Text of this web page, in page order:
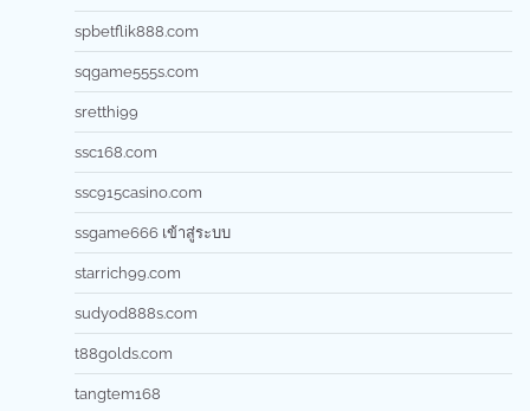
spbetflik888.com
sqgame555s.com
sretthi99
ssc168.com
ssc915casino.com
ssgame666 เข้าสู่ระบบ
starrich99.com
sudyod888s.com
t88golds.com
tangtem168